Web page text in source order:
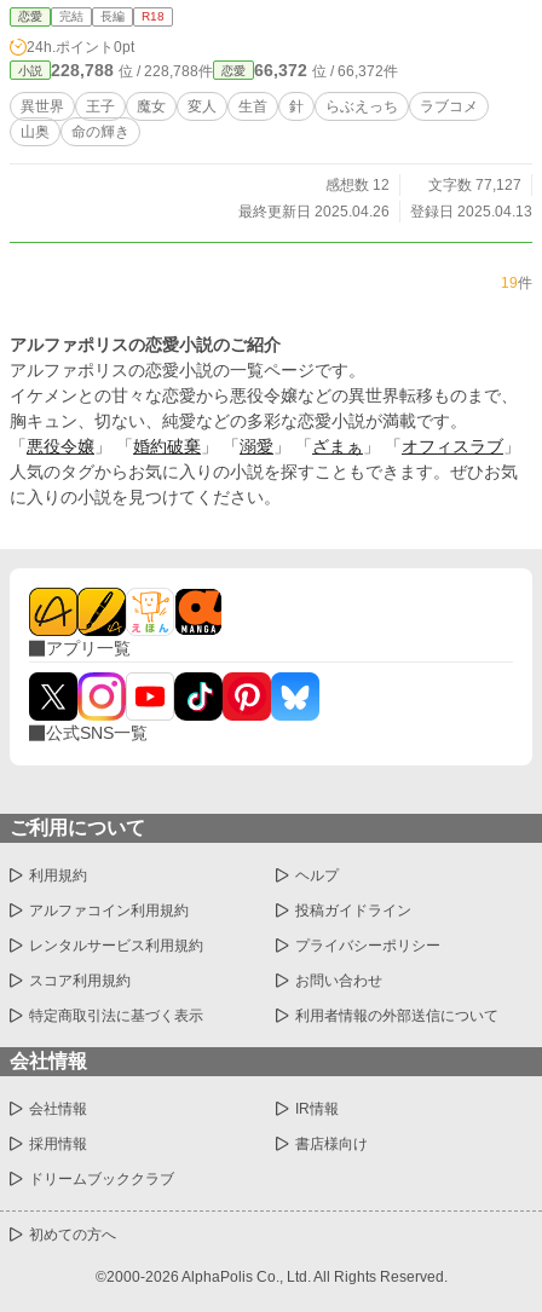
少々グロテスクな表現があります。また、アイテムとして針
が頻繁に登場します。苦手な方はご遠慮ください。 ※完結し
ました！
恋愛 完結 長編 R18
24h.ポイント 0pt
小説 228,788 位 / 228,788件 恋愛 66,372 位 / 66,372件
異世界 王子 魔女 変人 生首 針 らぶえっち
ラブコメ
山奥
命の輝き
感想数 12
文字数 77,127
最終更新日 2025.04.26
登録日 2025.04.13
19件
アルファポリスの恋愛小説のご紹介
アルファポリスの恋愛小説の一覧ページです。
イケメンとの甘々な恋愛から悪役令嬢などの異世界転移ものまで、
胸キュン、切ない、純愛などの多彩な恋愛小説が満載です。
「 悪役令嬢 」 「 婚約破棄 」 「 溺愛 」 「 ざまぁ 」 「 オフィスラブ 」
人気のタグからお気に入りの小説を探すこともできます。ぜひお気
に入りの小説を見つけてください。
アプリ一覧
公式SNS一覧
ご利用について
利用規約 ヘルプ
アルファコイン利用規約 投稿ガイドライン
レンタルサービス利用規約 プライバシーポリシー
スコア利用規約 お問い合わせ
特定商取引法に基づく表示 利用者情報の外部送信について
会社情報
会社情報 IR情報
採用情報 書店様向け
ドリームブッククラブ
初めての方へ
©2000-2026 AlphaPolis Co., Ltd. All Rights Reserved.